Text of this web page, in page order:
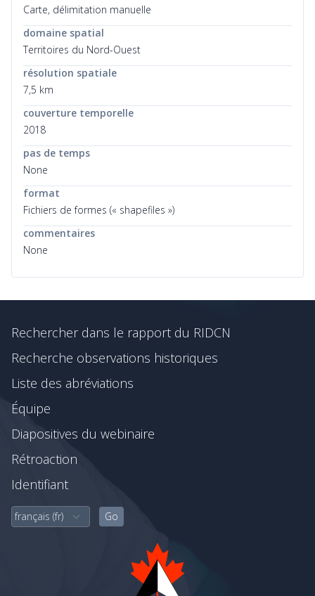
Carte, délimitation manuelle
domaine spatial
Territoires du Nord-Ouest
résolution spatiale
7,5 km
couverture temporelle
2018
pas de temps
None
format
Fichiers de formes (« shapefiles »)
commentaires
None
Rétroaction
Identifiant
Rechercher dans le rapport du RIDCN
Recherche observations historiques
Liste des abréviations
Équipe
Diapositives du webinaire